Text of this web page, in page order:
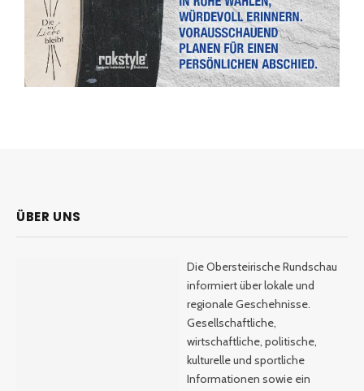
ÜBER UNS
Die Obersteirische Rundschau
informiert über lokale und
regionale Geschehnisse.
Gesellschaftliche,
wirtschaftliche, politische,
kulturelle und sportliche
Informationen sowie ein